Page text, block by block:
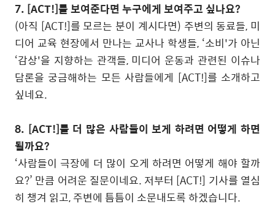
7. [ACT!]를 보여준다면 누구에게 보여주고 싶나요?
(아직 [ACT!]를 모르는 분이 계시다면) 주변의 동료들, 미
디어 교육 현장에서 만나는 교사나 학생들, ‘소비'가 아닌
‘감상'을 지향하는 관객들, 미디어 운동과 관련된 이슈나
담론을 궁금해하는 모든 사람들에게 [ACT!]를 소개하고
싶네요.
8. [ACT!]를 더 많은 사람들이 보게 하려면 어떻게 하면
될까요?
‘사람들이 극장에 더 많이 오게 하려면 어떻게 해야 할까
요?’ 만큼 어려운 질문이네요. 저부터 [ACT!] 기사를 열심
히 챙겨 읽고, 주변에 틈틈이 소문내도록 하겠습니다.